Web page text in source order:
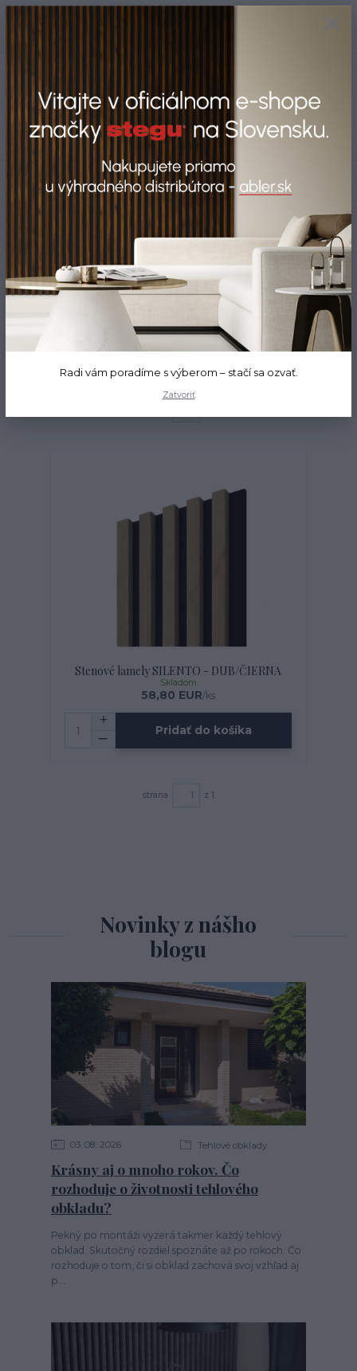
Menu
Po-Pi: 8:00-16:00 Sobota: 9:00-
0,00 EUR
Stenové lamely SILENTO
Stenové lamely
SILENTO
Najnovšie Najlacnejšie Najdrahšie
Zobrazujem 1-1 z 1
Stenové lamely SILENTO - DUB/ČIERNA
58,80 EUR/ks
Skladom
Pridať do košíka
strana z 1
Novinky z nášho
blogu
03 08 2026 Tehlové obklady
Krásny aj o mnoho rokov. Čo
rozhoduje o životnosti tehlového
obkladu?
Pekný po montáži vyzerá takmer každý tehlový
obklad. Skutočný rozdiel spoznáte až po rokoch. Čo
rozhoduje o tom, či si obklad zachová svoj vzhľad aj
p...
Radi vám poradíme s výberom – stačí sa ozvať.
Zatvoriť